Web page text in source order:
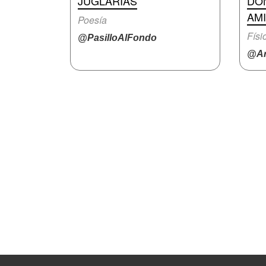
Poesía
@PasilloAlFondo